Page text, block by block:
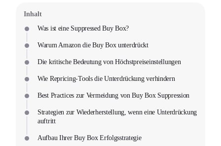
Inhalt
Was ist eine Suppressed Buy Box?
Warum Amazon die Buy Box unterdrückt
Die kritische Bedeutung von Höchstpreiseinstellungen
Wie Repricing-Tools die Unterdrückung verhindern
Best Practices zur Vermeidung von Buy Box Suppression
Strategien zur Wiederherstellung, wenn eine Unterdrückung
auftritt
Aufbau Ihrer Buy Box Erfolgsstrategie